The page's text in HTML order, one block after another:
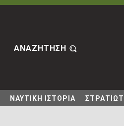
ΑΝΑΖΗΤΗΣΗ
ΝΑΥΤΙΚΗ ΙΣΤΟΡΙΑ